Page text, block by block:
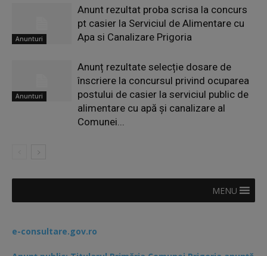
Anunturi
Anunt rezultat proba scrisa la concurs
pt casier la Serviciul de Alimentare cu
Apa si Canalizare Prigoria
Anunturi
Anunț rezultate selecție dosare de
înscriere la concursul privind ocuparea
postului de casier la serviciul public de
alimentare cu apă și canalizare al
Comunei...
MENU
e-consultare.gov.ro